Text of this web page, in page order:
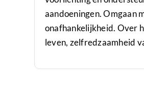
aandoeningen. Omgaan
onafhankelijkheid. Over
leven, zelfredzaamheid